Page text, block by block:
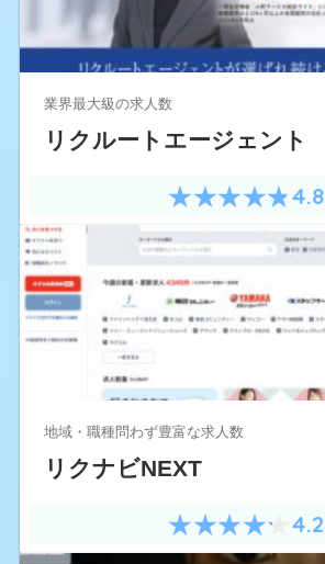
業界最大級の求人数
リクルートエージェント
4.8
地域・職種問わず豊富な求人数
リクナビNEXT
4.2